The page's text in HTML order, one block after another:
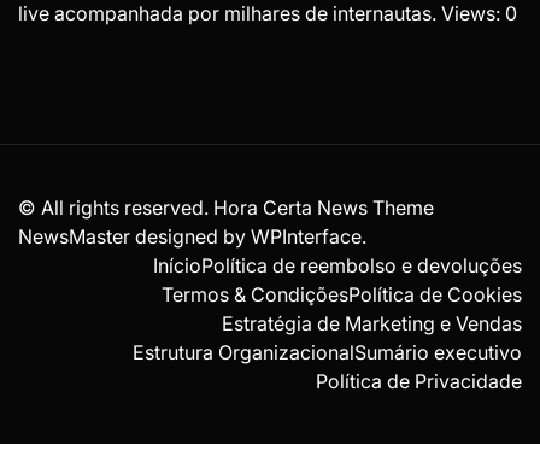
live acompanhada por milhares de internautas. Views: 0
© All rights reserved. Hora Certa News Theme
NewsMaster designed by WPInterface.
InícioPolítica de reembolso e devoluções
Termos & CondiçõesPolítica de Cookies
Estratégia de Marketing e Vendas
Estrutura OrganizacionalSumário executivo
Política de Privacidade